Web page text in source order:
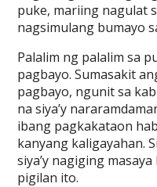
puke, mariing nagulat
nagsimulang bumayo
Palalim ng palalim sa
pagbayo. Sumasakit
pagbayo, ngunit sa
na siya’y
ibang pagkakataon
kanyang kaligayahan.
siya’y nagiging
pigilan ito.